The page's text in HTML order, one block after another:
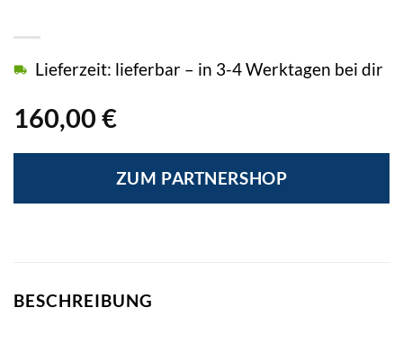
160,00 €
Lieferzeit: lieferbar – in 3-4 Werktagen bei dir
ZUM PARTNERSHOP
BESCHREIBUNG